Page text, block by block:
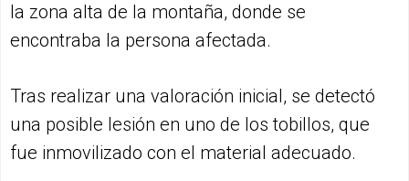
la zona alta de la montaña, donde se
encontraba la persona afectada.
Tras realizar una valoración inicial, se detectó
una posible lesión en uno de los tobillos, que
fue inmovilizado con el material adecuado.